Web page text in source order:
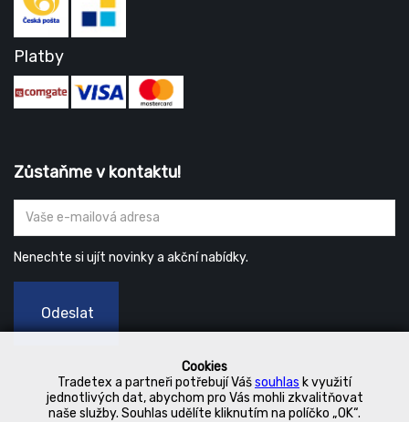
Cookies
Tradetex a partneři potřebují Vášsouhlas k využití
jednotlivých dat, abychom pro Vás mohli zkvalitňovat
naše služby. Souhlas udělíte kliknutím na políčko „OK“.
Platby
Zůstaňme v kontaktu!
Nenechte si ujít novinky a akční nabídky.
Odeslat